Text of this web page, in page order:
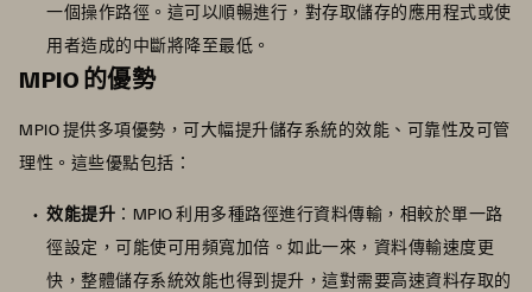
一個操作路徑。這可以順暢進行，對存取儲存的應用程式或使
用者造成的中斷將降至最低。
MPIO 的優勢
MPIO 提供多項優勢，可大幅提升儲存系統的效能、可靠性及可管
理性。這些優點包括：
效能提升 ：MPIO 利用多種路徑進行資料傳輸，相較於單一路
徑設定，可能使可用頻寬加倍。如此一來，資料傳輸速度更
快，整體儲存系統效能也得到提升，這對需要高速資料存取的